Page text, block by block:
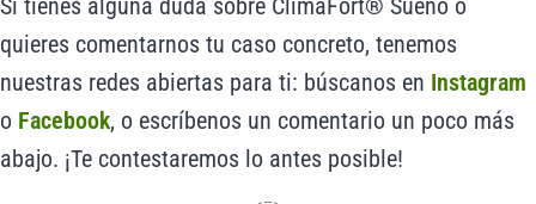
Si tienes alguna duda sobre ClimaFort® Sueño o
quieres comentarnos tu caso concreto, tenemos
nuestras redes abiertas para ti: búscanos en Instagram
o Facebook, o escríbenos un comentario un poco más
abajo. ¡Te contestaremos lo antes posible!